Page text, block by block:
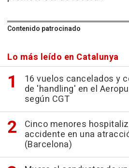
Contenido patrocinado
Lo más leído en Catalunya
16 vuelos cancelados y
de 'handling' en el
según CGT
Cinco menores
accidente en una
(Barcelona)